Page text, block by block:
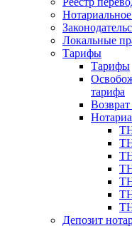
Локальные
Тарифы
Тарифы
тарифа
Депозит